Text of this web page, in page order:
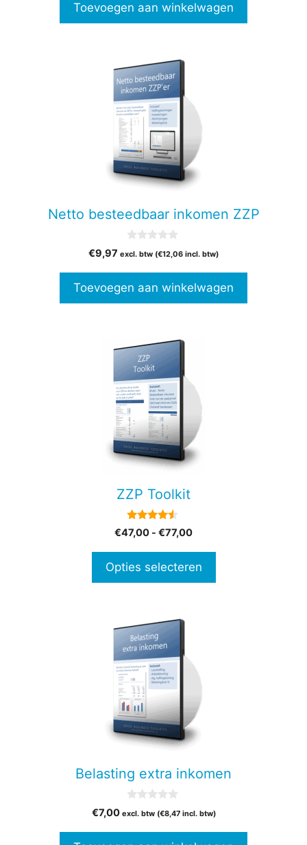
Toevoegen aan winkelwagen
Netto besteedbaar inkomen ZZP
v
5
€9,97 excl. btw (€12,06 incl. btw)
Toevoegen aan winkelwagen
ZZP Toolkit
4.33
van 5
€47,00 - €77,00Prijsklasse:
€77,00
Opties selecteren
productpagina
Belasting extra inkomen
v
€7,00 excl. btw (€8,47incl. btw)